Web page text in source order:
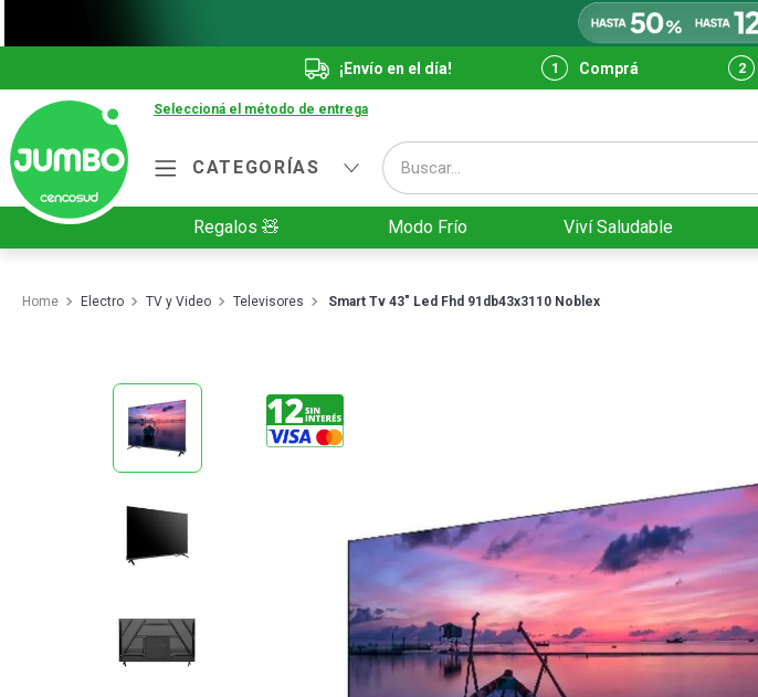
¡Envío en el día! Comprá
Seleccioná el método de entrega
CATEGORÍAS
Buscar...
Regalos 🧸 Modo Frío Viví Saludable
Electro TV y Video Televisores Smart Tv 43" Led Fhd 91db43x3110 Noblex
Términos más buscados
2.
Cafe
5.
Galletitas
6.
Yerba
Carne